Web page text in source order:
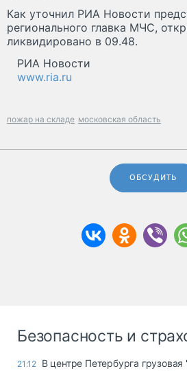
Как уточнил РИА Новости
регионального главка МЧС,
ликвидировано в 09.48.
РИА Новости
www.ria.ru
пожар на складе московская область
ОБСУДИТЬ
Безопасность и
21:12 В центре Петербурга грузовая